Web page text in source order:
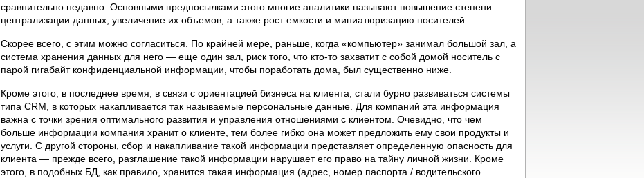
сравнительно недавно. Основными предпосылками этого многие аналитики называют повышение степени
централизации данных, увеличение их объемов, а также рост емкости и миниатюризацию носителей.
Скорее всего, с этим можно согласиться. По крайней мере, раньше, когда «компьютер» занимал большой зал, а
система хранения данных для него — еще один зал, риск того, что кто-то захватит с собой домой носитель с
парой гигабайт конфиденциальной информации, чтобы поработать дома, был существенно ниже.
Кроме этого, в последнее время, в связи с ориентацией бизнеса на клиента, стали бурно развиваться системы
типа CRM, в которых накапливается так называемые персональные данные. Для компаний эта информация
важна с точки зрения оптимального развития и управления отношениями с клиентом. Очевидно, что чем
больше информации компания хранит о клиенте, тем более гибко она может предложить ему свои продукты и
услуги. С другой стороны, сбор и накапливание такой информации представляет определенную опасность для
клиента — прежде всего, разглашение такой информации нарушает его право на тайну личной жизни. Кроме
этого, в подобных БД, как правило, хранится такая информация (адрес, номер паспорта / водительского